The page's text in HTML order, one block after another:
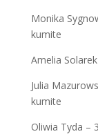
Monika
kumite
Amelia
Julia
kumite
Oliwia Tyda –